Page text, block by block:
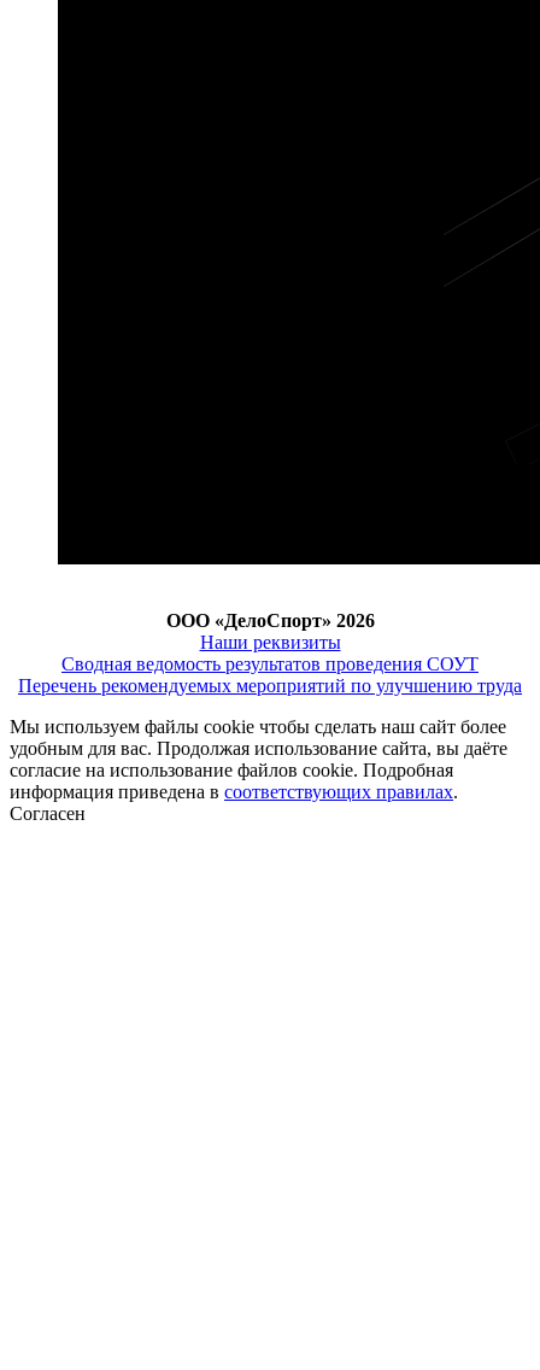
ООО «ДелоСпорт» 2026
Наши реквизиты
Сводная ведомость результатов проведения СОУТ
Перечень рекомендуемых мероприятий по улучшению труда
Мы используем файлы cookie чтобы сделать наш сайт более
удобным для вас. Продолжая использование сайта, вы даёте
согласие на использование файлов cookie. Подробная
информация приведена в соответствующих правилах.
Согласен